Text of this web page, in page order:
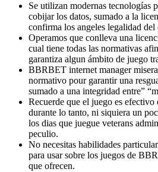
Se utilizan modernas tecnologías
cobijar los datos, sumado a la
confirma los angeles legalidad del
Operamos que conlleva una
cual tiene todas las normativas
garantiza algun ámbito de juego
BBRBET internet manager
normativo pour garantir una
sumado a una integridad entre”
Recuerde que el juego es
durante lo tanto, ni siquiera un
los dias que juegue veterans
peculio.
No necesitas habilidades
para usar sobre los juegos de
que ofrecen.